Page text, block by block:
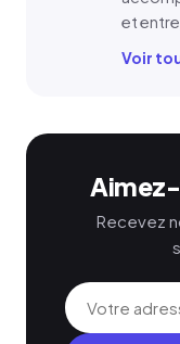
et
Voir
Recevez